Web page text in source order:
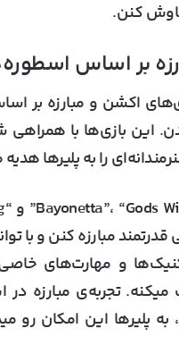
کنن.
اکشن و مبارزه بر
این بازی‌ها با
را به پلیرها
مبارزه کنن و با
و مهارت‌های
تجربه‌ی مبارزه در
پلیرها این امکان رو